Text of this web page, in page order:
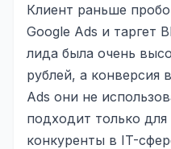
АВТОМАТИЗАЦИЯ
CRM-системы
Интеграции и API
Чат-боты
Клиент раньше
Google Ads и таргет
лида была очень
рублей, а конверсия
Ads они не
подходит только
конкуренты в IT-